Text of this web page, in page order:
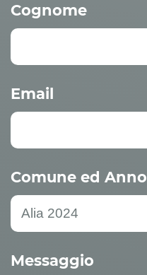
Cognome
Email
Comune ed Anno
Messaggio